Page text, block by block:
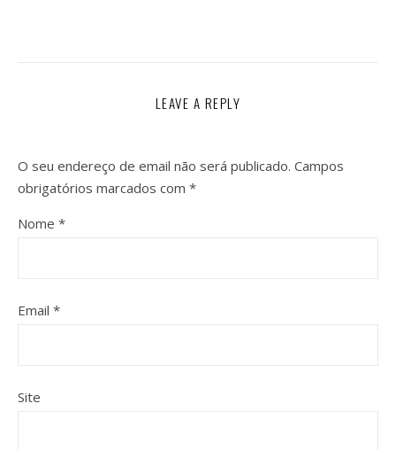
LEAVE A REPLY
O seu endereço de email não será publicado. Campos
obrigatórios marcados com *
Nome *
Email *
Site